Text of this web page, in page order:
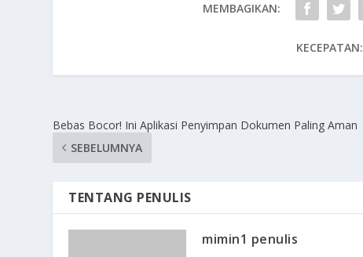
MEMBAGIKAN:
KECEPATAN:
Bebas Bocor! Ini Aplikasi Penyimpan Dokumen Paling Aman
SEBELUMNYA
TENTANG PENULIS
mimin1 penulis